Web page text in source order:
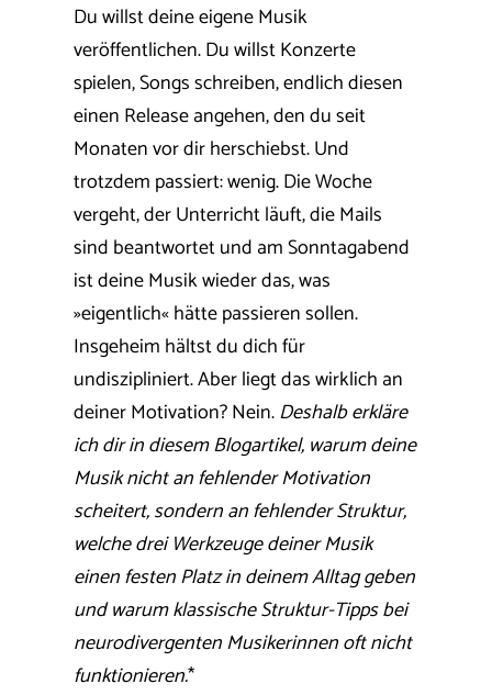
Du willst deine eigene Musik
veröffentlichen. Du willst Konzerte
spielen, Songs schreiben, endlich diesen
einen Release angehen, den du seit
Monaten vor dir herschiebst. Und
trotzdem passiert: wenig. Die Woche
vergeht, der Unterricht läuft, die Mails
sind beantwortet und am Sonntagabend
ist deine Musik wieder das, was
»eigentlich« hätte passieren sollen.
Insgeheim hältst du dich für
undiszipliniert. Aber liegt das wirklich an
deiner Motivation? Nein.Deshalb erkläre
ich dir in diesem Blogartikel, warum deine
Musik nicht an fehlender Motivation
scheitert, sondern an fehlender Struktur,
welche drei Werkzeuge deiner Musik
einen festen Platz in deinem Alltag geben
und warum klassische Struktur-Tipps bei
neurodivergenten Musikerinnen oft nicht
funktionieren.*